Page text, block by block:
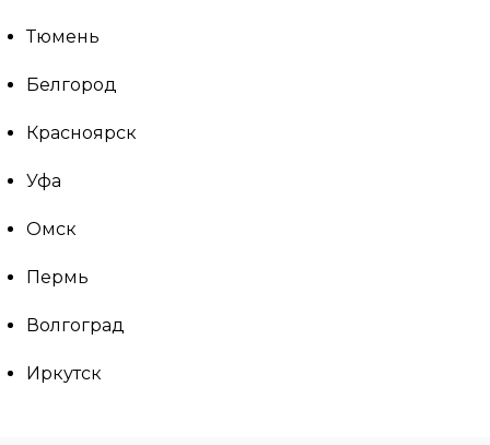
Тюмень
Белгород
Красноярск
Уфа
Омск
Пермь
Волгоград
Иркутск